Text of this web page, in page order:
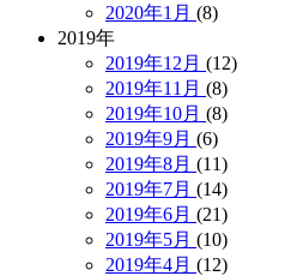
2020年1月 (8)
2019年
2019年12月 (12)
2019年11月 (8)
2019年10月 (8)
2019年9月 (6)
2019年8月 (11)
2019年7月 (14)
2019年6月 (21)
2019年5月 (10)
2019年4月 (12)